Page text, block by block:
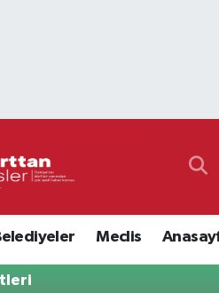
Meclis
ve Fikstür